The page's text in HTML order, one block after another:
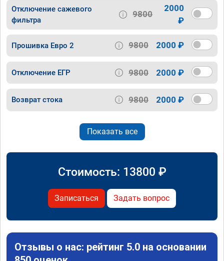
Отключение сажевого
фильтра
9800
2000
₽
Прошивка Евро 2 9800 2000 ₽
Отключение ЕГР 9800 2000 ₽
Возврат стока 9800 2000 ₽
Показать все
Стоимость: 13800 ₽
Записаться Задать вопрос
Отзывы о нас: рейтинг 5.0 на основании